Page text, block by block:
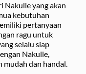
Nakulle yang akan
kebutuhan
pertanyaan
ragu untuk
selalu siap
Nakulle,
mudah dan handal.